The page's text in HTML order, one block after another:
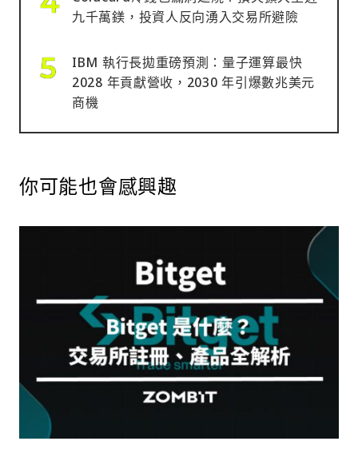
九千萬鎂，投資人反向湧入交易所避險
IBM 執行長拋重磅預測：量子運算最快
2028 年貢獻營收，2030 年引爆數兆美元
商機
你可能也會感興趣